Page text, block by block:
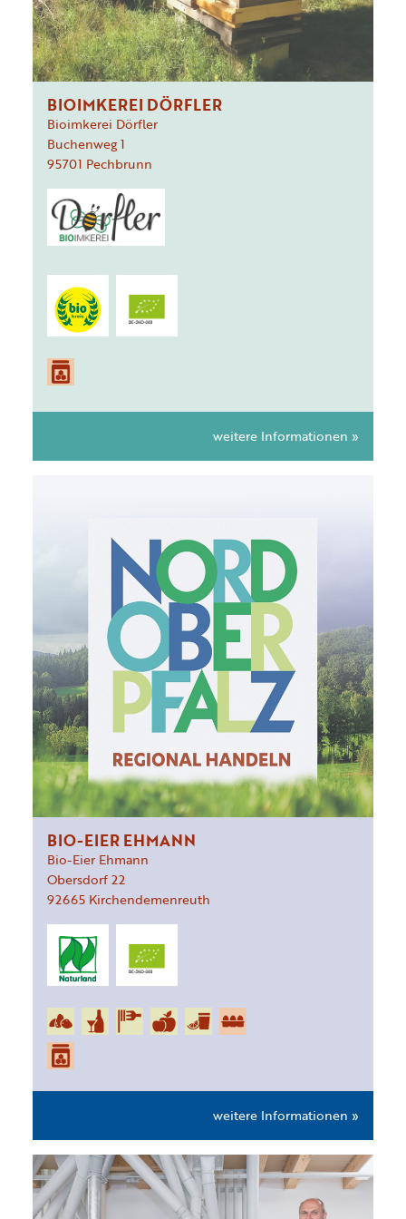
BIOIMKEREI DÖRFLER
Bioimkerei Dörfler
Buchenweg1
95701 Pechbrunn
weitere Informationen »
BIO-EIER EHMANN
Bio-Eier Ehmann
Obersdorf22
92665 Kirchendemenreuth
weitere Informationen »